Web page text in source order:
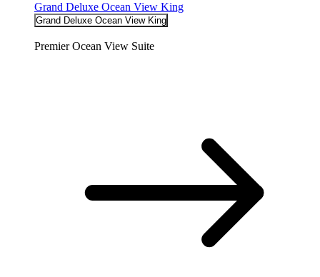
Grand Deluxe Ocean View King
Grand Deluxe Ocean View King
Premier Ocean View Suite